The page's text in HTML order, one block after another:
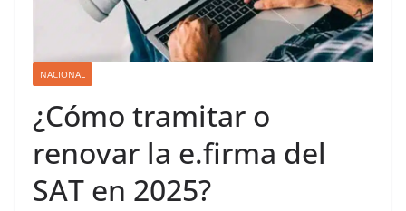
NACIONAL
¿Cómo tramitar o
renovar la e.firma del
SAT en 2025?